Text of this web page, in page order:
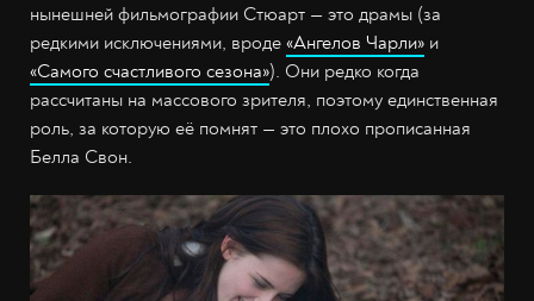
нынешней фильмографии Стюарт — это драмы (за
редкими исключениями, вроде «Ангелов Чарли» и
«Самого счастливого сезона»). Они редко когда
рассчитаны на массового зрителя, поэтому единственная
роль, за которую её помнят — это плохо прописанная
Белла Свон.